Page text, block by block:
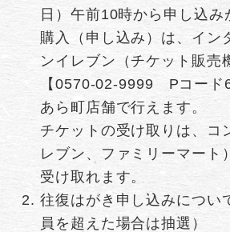
日）午前10時から申し込み
購入（申し込み）は、イン
ンイレブン（チケット販売
【0570-02-9999 Pコード
あら町店舗で行えます。
チケットの受け取りは、コ
レブン、ファミリーマート
受け取れます。
往復はがき申し込みについ
員を超えた場合は抽選）